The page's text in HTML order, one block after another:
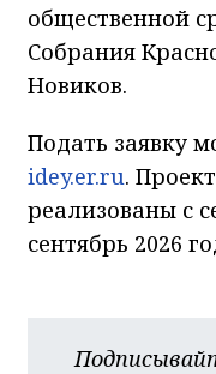
общественной
Собрания
Новиков.
Подать заявку
idey.er.ru.
реализованы с
сентябрь 2026